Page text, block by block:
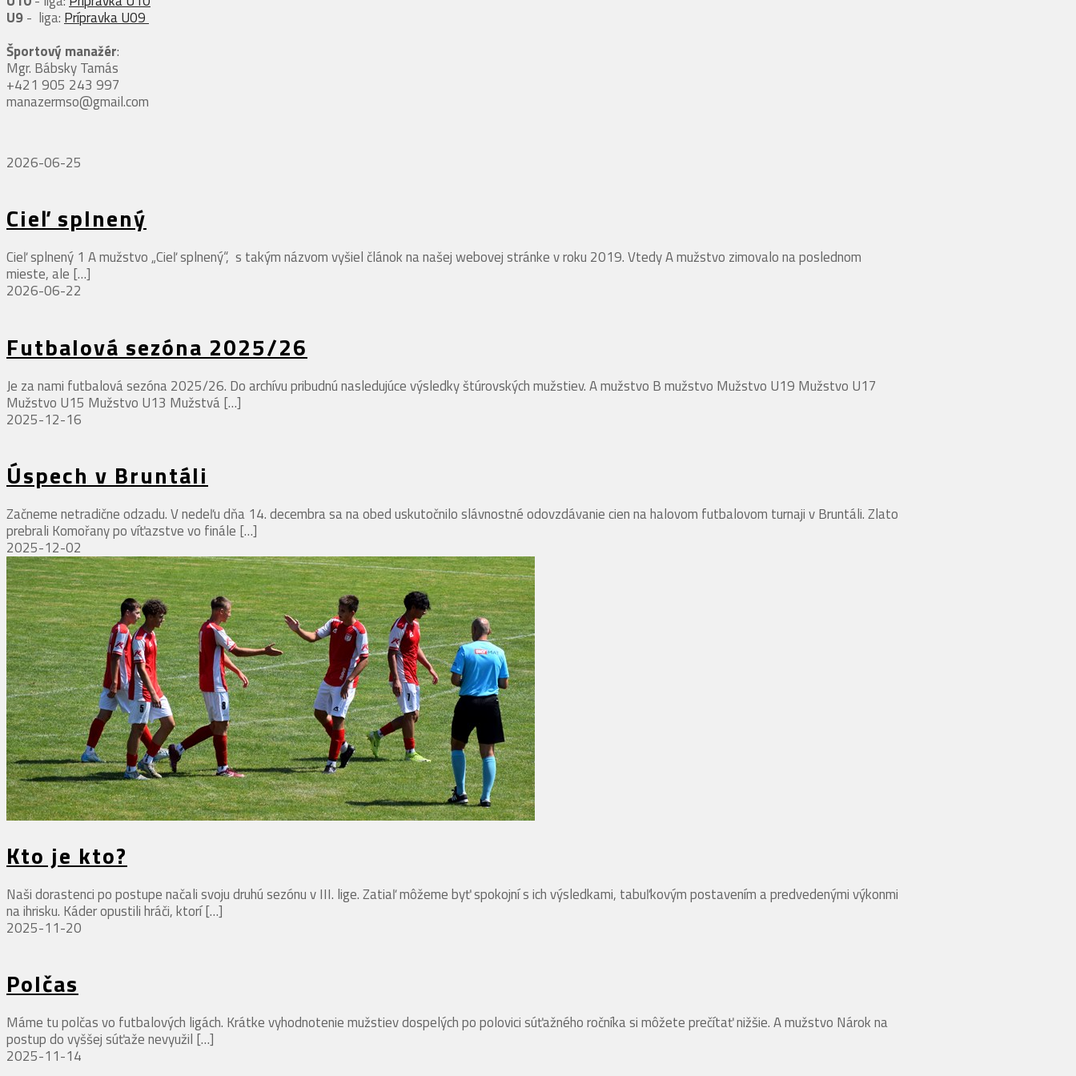
U9- liga: Prípravka U09
Športový manažér:
Mgr. Bábsky Tamás
+421 905 243 997
manazermso@gmail.com
2026-06-25
Cieľ splnený
Cieľ splnený 1 A mužstvo „Cieľ splnený“, s takým názvom vyšiel článok na našej webovej stránke v roku 2019. Vtedy A mužstvo zimovalo na poslednom
mieste, ale […]
2026-06-22
Futbalová sezóna 2025/26
Je za nami futbalová sezóna 2025/26. Do archívu pribudnú nasledujúce výsledky štúrovských mužstiev. A mužstvo B mužstvo Mužstvo U19 Mužstvo U17
Mužstvo U15 Mužstvo U13 Mužstvá[…]
2025-12-16
Úspech v Bruntáli
Začneme netradične odzadu. V nedeľu dňa 14. decembra sa na obed uskutočnilo slávnostné odovzdávanie cien na halovom futbalovom turnaji v Bruntáli. Zlato
prebrali Komořany po víťazstve vo finále […]
2025-12-02
Kto je kto?
Naši dorastenci po postupe načali svoju druhú sezónu v III. lige. Zatiaľ môžeme byť spokojní s ich výsledkami, tabuľkovým postavením a predvedenými výkonmi
na ihrisku. Káder opustili hráči, ktorí[…]
2025-11-20
Polčas
Máme tu polčas vo futbalových ligách. Krátke vyhodnotenie mužstiev dospelých po polovici súťažného ročníka si môžete prečítať nižšie. A mužstvo Nárok na
postup do vyššej súťaže nevyužil […]
2025-11-14